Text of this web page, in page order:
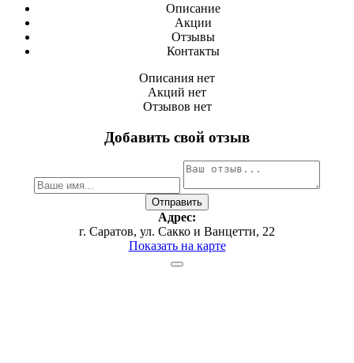
Описание
Акции
Отзывы
Контакты
Описания нет
Акций нет
Отзывов нет
Добавить свой отзыв
Адрес:
г. Саратов, ул. Сакко и Ванцетти, 22
Показать на карте